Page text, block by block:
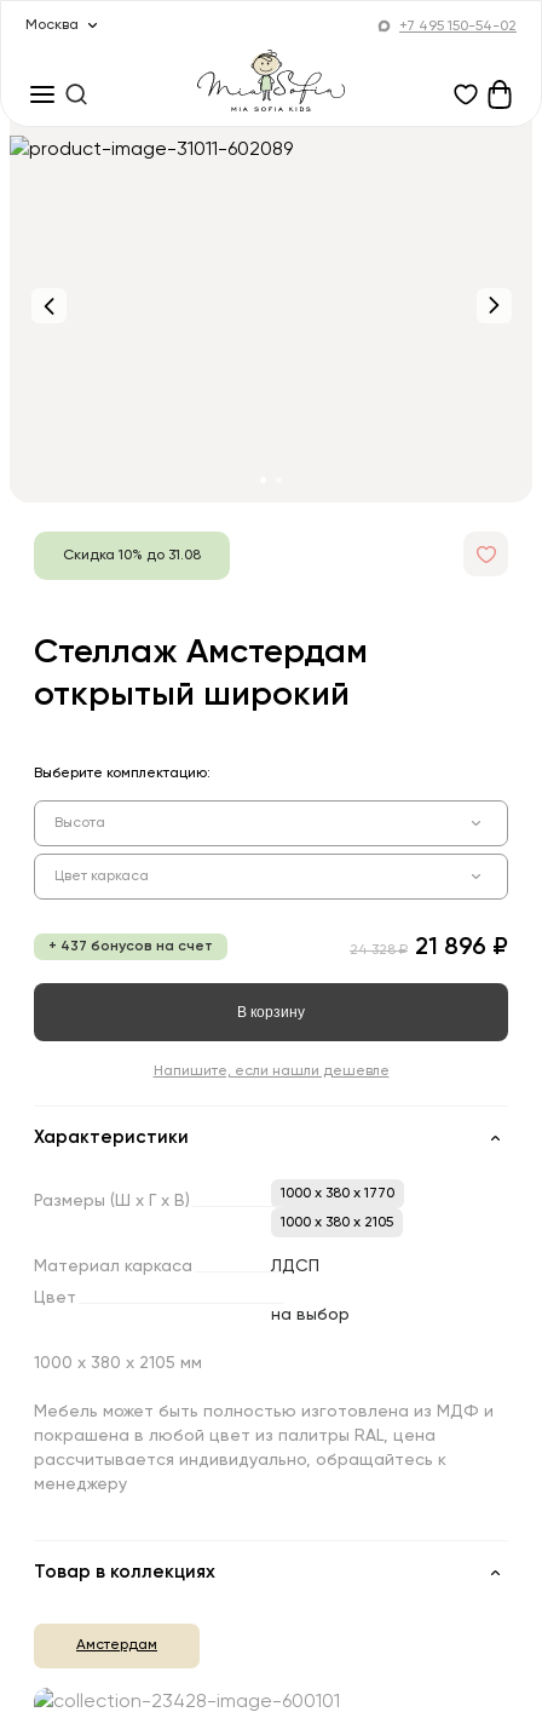
Москва +7 495 150-54-02
Скидка 10% до 31.08
Стеллаж Амстердам
открытый широкий
Выберите комплектацию:
Высота
Цвет каркаса
+ 437 бонусов на счет 24 328 ₽ 21 896 ₽
В корзину
Напишите, если нашли дешевле
Характеристики
Размеры (Ш х х В)
1000 x 380 x 1770
1000 x 380 x 2105
Материал каркаса
ЛДСП
Цвет
на выбор
1000 х 380 х 2105 мм
Мебель может быть полностью изготовлена из МДФ и
покрашена в любой цвет из палитры RAL, цена
рассчитывается индивидуально, обращайтесь к
менеджеру
Товар в коллекциях
Амстердам